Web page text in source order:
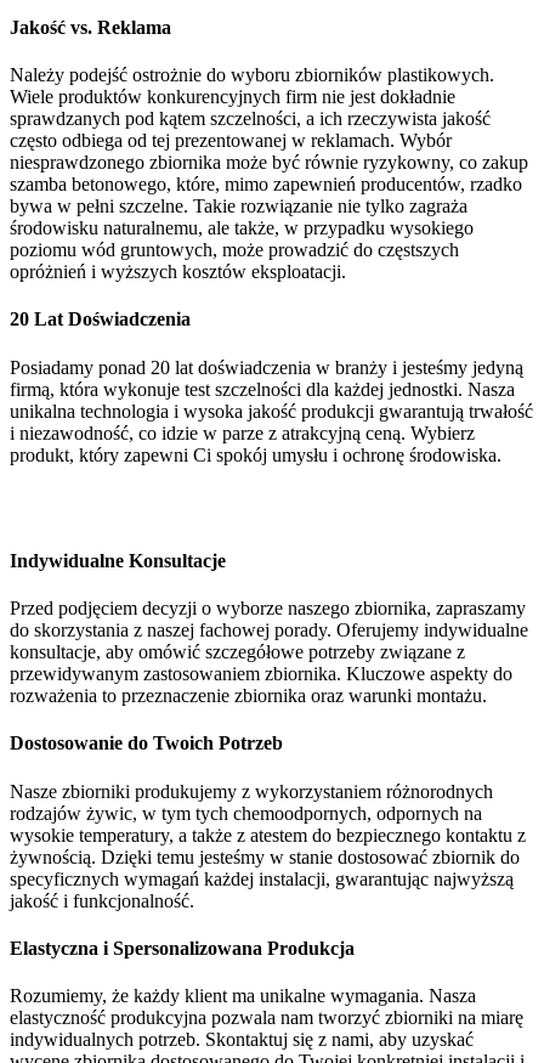
Jakość vs. Reklama
Należy podejść ostrożnie do wyboru zbiorników plastikowych.
Wiele produktów konkurencyjnych firm nie jest dokładnie
sprawdzanych pod kątem szczelności, a ich rzeczywista jakość
często odbiega od tej prezentowanej w reklamach. Wybór
niesprawdzonego zbiornika może być równie ryzykowny, co zakup
szamba betonowego, które, mimo zapewnień producentów, rzadko
bywa w pełni szczelne. Takie rozwiązanie nie tylko zagraża
środowisku naturalnemu, ale także, w przypadku wysokiego
poziomu wód gruntowych, może prowadzić do częstszych
opróżnień i wyższych kosztów eksploatacji.
20 Lat Doświadczenia
Posiadamy ponad 20 lat doświadczenia w branży i jesteśmy jedyną
firmą, która wykonuje test szczelności dla każdej jednostki. Nasza
unikalna technologia i wysoka jakość produkcji gwarantują trwałość
i niezawodność, co idzie w parze z atrakcyjną ceną. Wybierz
produkt, który zapewni Ci spokój umysłu i ochronę środowiska.
Indywidualne Konsultacje
Przed podjęciem decyzji o wyborze naszego zbiornika, zapraszamy
do skorzystania z naszej fachowej porady. Oferujemy indywidualne
konsultacje, aby omówić szczegółowe potrzeby związane z
przewidywanym zastosowaniem zbiornika. Kluczowe aspekty do
rozważenia to przeznaczenie zbiornika oraz warunki montażu.
Dostosowanie do Twoich Potrzeb
Nasze zbiorniki produkujemy z wykorzystaniem różnorodnych
rodzajów żywic, w tym tych chemoodpornych, odpornych na
wysokie temperatury, a także z atestem do bezpiecznego kontaktu z
żywnością. Dzięki temu jesteśmy w stanie dostosować zbiornik do
specyficznych wymagań każdej instalacji, gwarantując najwyższą
jakość i funkcjonalność.
Elastyczna i Spersonalizowana Produkcja
Rozumiemy, że każdy klient ma unikalne wymagania. Nasza
elastyczność produkcyjna pozwala nam tworzyć zbiorniki na miarę
indywidualnych potrzeb. Skontaktuj się z nami, aby uzyskać